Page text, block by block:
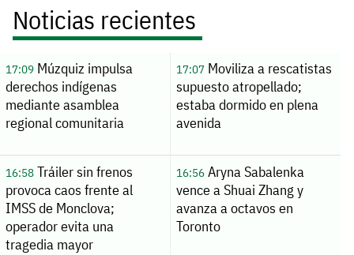
Noticias recientes
17:09Múzquiz impulsa
derechos indígenas
mediante asamblea
regional comunitaria
17:07Moviliza a rescatistas
supuesto atropellado;
estaba dormido en plena
avenida
16:58Tráiler sin frenos
provoca caos frente al
IMSS de Monclova;
operador evita una
tragedia mayor
16:56Aryna Sabalenka
vence a Shuai Zhang y
avanza a octavos en
Toronto